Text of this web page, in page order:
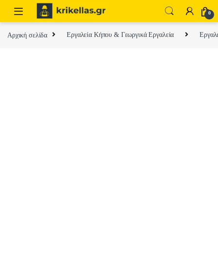
Skip to navigation
Skip to content
0
Αρχική σελίδα Εργαλεία Κήπου & Γεωργικά Εργαλεία